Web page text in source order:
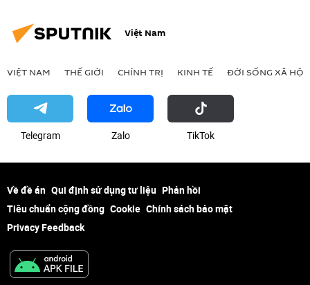
Việt Nam
VIỆT NAM THẾ GIỚI CHÍNH TRỊ KINH TẾ ĐỜI SỐNG XÃ HỘI
Telegram Zalo ТikТоk
Về đề án Qui định sử dụng tư liệu Phản hồi
Tiêu chuẩn cộng đồng Cookie Chính sách bảo mật
Privacy Feedback